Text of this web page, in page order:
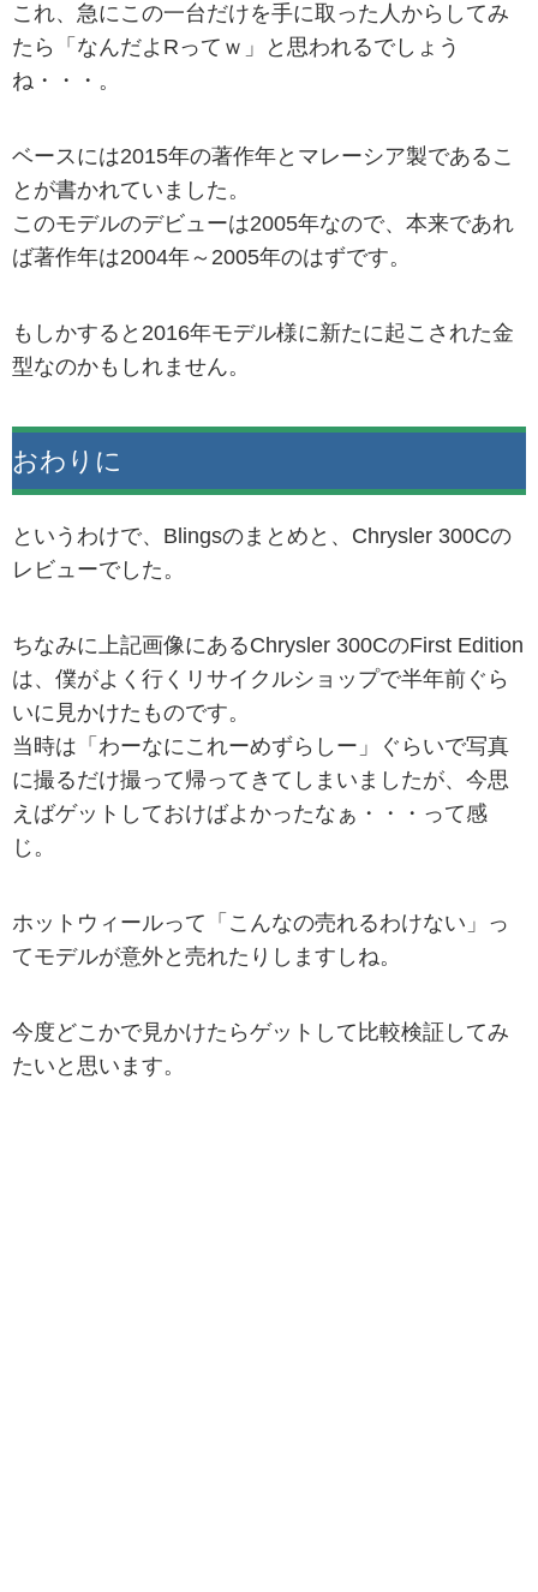
これ、急にこの一台だけを手に取った人からしてみ
たら「なんだよRってｗ」と思われるでしょう
ね・・・。
ベースには2015年の著作年とマレーシア製であるこ
とが書かれていました。
このモデルのデビューは2005年なので、本来であれ
ば著作年は2004年～2005年のはずです。
もしかすると2016年モデル様に新たに起こされた金
型なのかもしれません。
おわりに
というわけで、Blingsのまとめと、Chrysler 300Cの
レビューでした。
ちなみに上記画像にあるChrysler 300CのFirst Edition
は、僕がよく行くリサイクルショップで半年前ぐら
いに見かけたものです。
当時は「わーなにこれーめずらしー」ぐらいで写真
に撮るだけ撮って帰ってきてしまいましたが、今思
えばゲットしておけばよかったなぁ・・・って感
じ。
ホットウィールって「こんなの売れるわけない」っ
てモデルが意外と売れたりしますしね。
今度どこかで見かけたらゲットして比較検証してみ
たいと思います。